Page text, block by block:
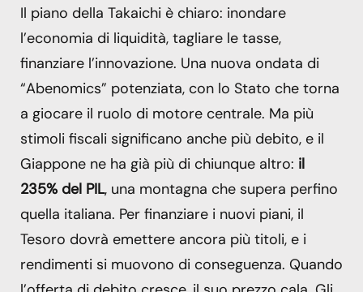
Il piano della Takaichi è chiaro: inondare
l’economia di liquidità, tagliare le tasse,
finanziare l’innovazione. Una nuova ondata di
“Abenomics” potenziata, con lo Stato che torna
a giocare il ruolo di motore centrale. Ma più
stimoli fiscali significano anche più debito, e il
Giappone ne ha già più di chiunque altro: il
235% del PIL, una montagna che supera perfino
quella italiana. Per finanziare i nuovi piani, il
Tesoro dovrà emettere ancora più titoli, e i
rendimenti si muovono di conseguenza. Quando